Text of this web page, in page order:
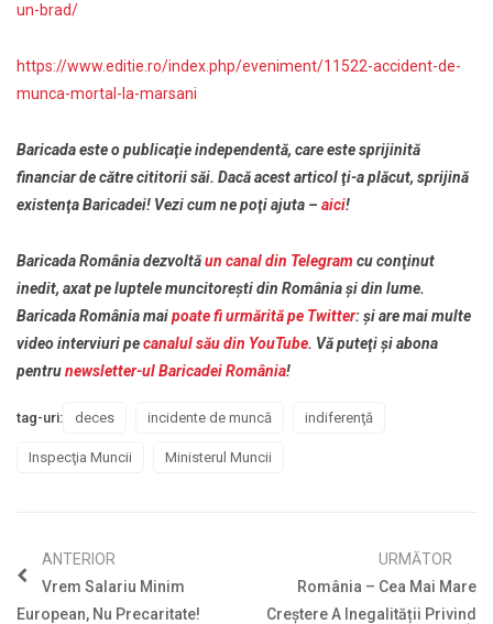
un-brad/
https://www.editie.ro/index.php/eveniment/11522-accident-de-
munca-mortal-la-marsani
Baricada este o publicaţie independentă, care este sprijinită
financiar de către cititorii săi. Dacă acest articol ţi-a plăcut, sprijină
existenţa Baricadei! Vezi cum ne poţi ajuta – aici!
Baricada România dezvoltăun canal din Telegram cu conţinut
inedit, axat pe luptele muncitoreşti din România şi din lume.
Baricada România maipoate fi urmărită pe Twitter: şi are mai multe
video interviuri pecanalul său din YouTube. Vă puteţi şi abona
pentrunewsletter-ul Baricadei România!
tag-uri: deces incidente de muncă indiferenţă
Inspecţia Muncii Ministerul Muncii
ANTERIOR
Vrem Salariu Minim
European, Nu Precaritate!
URMĂTOR
România – Cea Mai Mare
Creștere A Inegalității Privind